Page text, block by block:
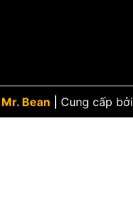
Mr. Bean Cung cấp bởi